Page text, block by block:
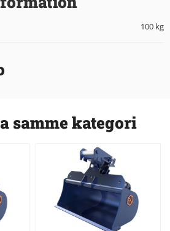
100 kg
samme kategori